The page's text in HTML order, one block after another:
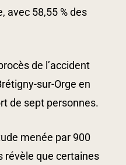
avec 58,55 % des
de l’accident
sur-Orge en
de sept personnes.
menée par 900
révèle que certaines